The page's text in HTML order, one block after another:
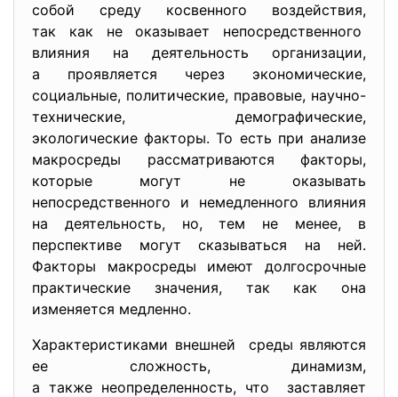
собой среду косвенного воздействия,
так как не оказывает непосредственного
влияния на деятельность организации,
а проявляется через экономические,
социальные, политические, правовые, научно-
технические, демографические,
экологические факторы. То есть при анализе
макросреды рассматриваются факторы,
которые могут не оказывать
непосредственного и немедленного влияния
на деятельность, но, тем не менее, в
перспективе могут сказываться на ней.
Факторы макросреды имеют долгосрочные
практические значения, так как она
изменяется медленно.
Характеристиками внешней среды являются
ее сложность, динамизм,
а также неопределенность, что заставляет